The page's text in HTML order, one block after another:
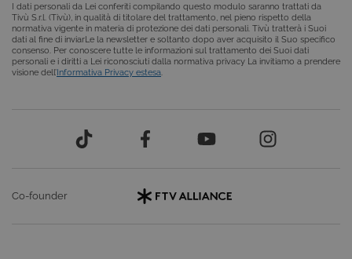
I dati personali da Lei conferiti compilando questo modulo saranno trattati da
Tivù S.r.l. (Tivù), in qualità di titolare del trattamento, nel pieno rispetto della
normativa vigente in materia di protezione dei dati personali. Tivù tratterà i Suoi
dati al fine di inviarLe la newsletter e soltanto dopo aver acquisito il Suo specifico
consenso. Per conoscere tutte le informazioni sul trattamento dei Suoi dati
personali e i diritti a Lei riconosciuti dalla normativa privacy La invitiamo a prendere
visione dell’Informativa Privacy estesa
Co-founder
Cookie-
Script.com
funzioni
ASP.NET_SessionId
Microsoft
Sessione
Cookie di